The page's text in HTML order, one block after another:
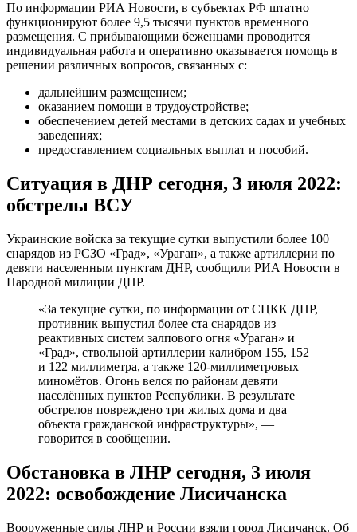
По информации РИА Новости, в субъектах РФ штатно
функционируют более 9,5 тысячи пунктов временного
размещения. С прибывающими беженцами проводится
индивидуальная работа и оперативно оказывается помощь в
решении различных вопросов, связанных с:
дальнейшим размещением;
оказанием помощи в трудоустройстве;
обеспечением детей местами в детских садах и учебных
заведениях;
предоставлением социальных выплат и пособий.
Ситуация в ДНР сегодня, 3 июля 2022:
обстрелы ВСУ
Украинские войска за текущие сутки выпустили более 100
снарядов из РСЗО «Град», «Ураган», а также артиллерии по
девяти населенным пунктам ДНР, сообщили РИА Новости в
Народной милиции ДНР.
«За текущие сутки, по информации от СЦКК ДНР,
противник выпустил более ста снарядов из
реактивных систем залпового огня «Ураган» и
«Град», ствольной артиллерии калибром 155, 152
и 122 миллиметра, а также 120-миллиметровых
миномётов. Огонь велся по районам девяти
населённых пунктов Республики. В результате
обстрелов повреждено три жилых дома и два
объекта гражданской инфраструктуры», —
говорится в сообщении.
Обстановка в ЛНР сегодня, 3 июля
2022: освобождение Лисичанска
Вооруженные силы ЛНР и России взяли город Лисичанск. Об